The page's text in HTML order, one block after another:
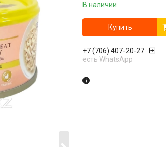
В наличии
Купить
+7 (706) 407-20-27
есть WhatsApp